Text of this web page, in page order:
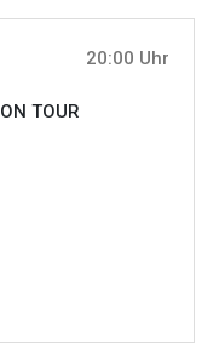
20:00 Uhr
ON TOUR